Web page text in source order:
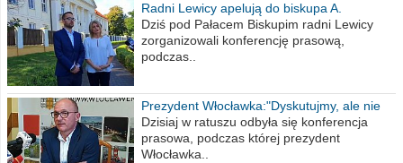
Radni Lewicy apelują do biskupa A.
Wiesława Meringa
Dziś pod Pałacem Biskupim radni Lewicy
zorganizowali konferencję prasową,
podczas..
Prezydent Włocławka:"Dyskutujmy, ale nie
obrażajmy się”
Dzisiaj w ratuszu odbyła się konferencja
prasowa, podczas której prezydent
Włocławka..